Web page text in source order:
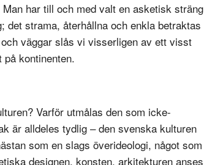
har till och med valt en asketisk sträng
strama, återhållna och enkla betraktas
väggar slås vi visserligen av ett visst
kontinenten.
Varför utmålas den som icke-
är alldeles tydlig – den svenska kulturen
som en slags överideologi, något som
designen, konsten, arkitekturen anses